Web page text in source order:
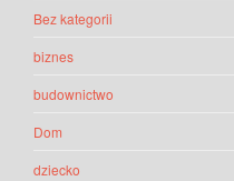
Bez kategorii
biznes
budownictwo
Dom
dziecko